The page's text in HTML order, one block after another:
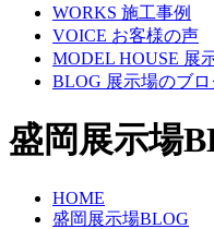
WORKS 施工事例
VOICE お客様の声
MODEL HOUSE 展
BLOG 展示場のブ
盛岡展示場
HOME
盛岡展示場BLOG